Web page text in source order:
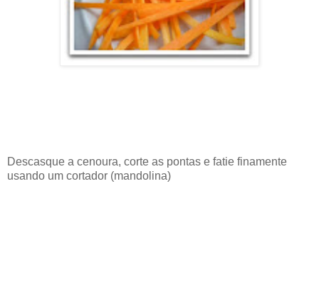
Descasque a cenoura, corte as pontas e fatie finamente
usando um cortador (mandolina)